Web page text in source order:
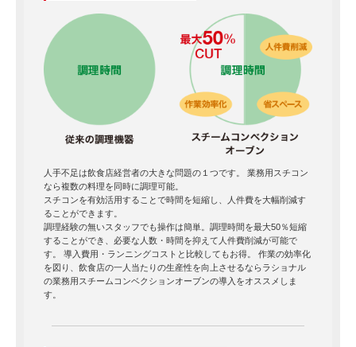
人手不足は飲食店経営者の大きな問題の１つです。 業務用スチコン
なら複数の料理を同時に調理可能。
スチコンを有効活用することで時間を短縮し、人件費を大幅削減す
ることができます。
調理経験の無いスタッフでも操作は簡単。調理時間を最大50％短縮
することができ、必要な人数・時間を抑えて人件費削減が可能で
す。 導入費用・ランニングコストと比較してもお得。 作業の効率化
を図り、飲食店の一人当たりの生産性を向上させるならラショナル
の業務用スチームコンベクションオーブンの導入をオススメしま
す。